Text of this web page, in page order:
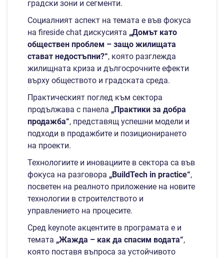
градски зони и сегменти.
Социалният аспект на темата е във фокуса
на fireside chat дискусията „Домът като
обществен проблем – защо жилищата
стават недостъпни?“, която разглежда
жилищната криза и дългосрочните ефекти
върху обществото и градската среда.
Практическият поглед към сектора
продължава с панела „Практики за добра
продажба“, представящ успешни модели и
подходи в продажбите и позиционирането
на проекти.
Технологиите и иновациите в сектора са във
фокуса на разговора „BuildTech in practice“,
посветен на реалното приложение на новите
технологии в строителството и
управлението на процесите.
Сред keynote акцентите в програмата е и
темата „Жажда – как да спасим водата“,
която поставя въпроса за устойчивото